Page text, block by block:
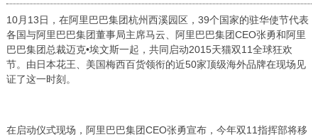
10月13日，在阿里巴巴集团杭州西溪园区，39个国家的驻华使节代表
各国与阿里巴巴集团董事局主席马云、阿里巴巴集团CEO张勇和阿里
巴巴集团总裁迈克•埃文斯一起，共同启动2015天猫双11全球狂欢
节。由日本花王、美国梅西百货领衔的近50家顶级海外品牌在现场见
证了这一时刻。
在启动仪式现场，阿里巴巴集团CEO张勇宣布，今年双11指挥部将移